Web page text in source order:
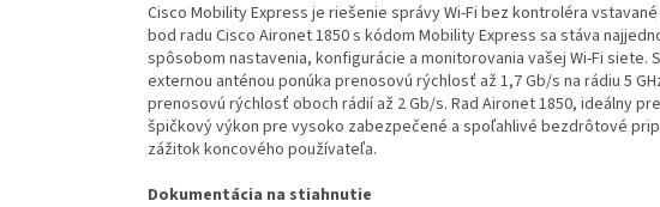
Cisco Mobility Express je riešenie správy Wi-Fi bez kontroléra
bod radu Cisco Aironet 1850 s kódom Mobility Express sa stáva
spôsobom nastavenia, konfigurácie a monitorovania vašej Wi-Fi siete. S
externou anténou ponúka prenosovú rýchlosť až 1,7 Gb/s na rádiu 5
prenosovú rýchlosť oboch rádií až 2 Gb/s. Rad Aironet 1850, ideálny
špičkový výkon pre vysoko zabezpečené a spoľahlivé bezdrôtové
zážitok koncového používateľa.
Dokumentácia na stiahnutie